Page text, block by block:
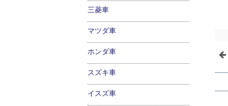
三菱車
マツダ車
ホンダ車
スズキ車
イスズ車